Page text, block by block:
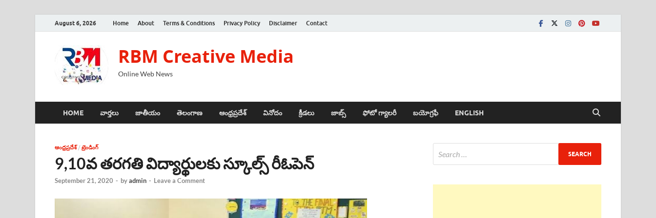
August 6, 2026 Home About Terms & Conditions Privacy Policy Disclaimer Contact
RBM Creative Media
Online Web News
HOME వార్తలు జాతీయం తెలంగాణ ఆంధ్రప్రదేశ్ వినోదం క్రీడలు జాబ్స్ ఫోటో గ్యాలరీ బయోగ్రఫీ ENGLISH
ఆంధ్రప్రదేశ్/ ట్రెండింగ్
9,10వ తరగతి విద్యార్థులకు స్కూల్స్ రీఓపెన్
September 21, 2020 - byadmin - Leave a Comment